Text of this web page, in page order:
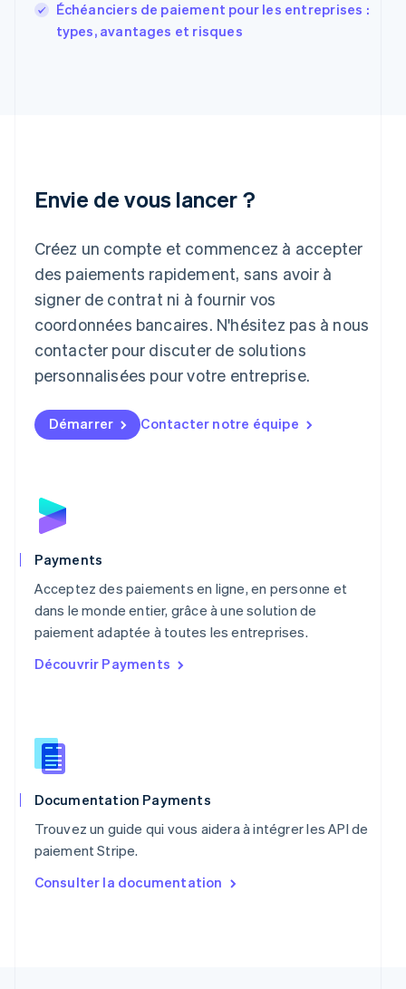
Échéanciers de paiement pour les entreprises :
types, avantages et risques
Envie de vous lancer ?
Créez un compte et commencez à accepter
des paiements rapidement, sans avoir à
signer de contrat ni à fournir vos
coordonnées bancaires. N'hésitez pas à nous
contacter pour discuter de solutions
personnalisées pour votre entreprise.
Démarrer Contacter notre équipe
Payments
Acceptez des paiements en ligne, en personne et
dans le monde entier, grâce à une solution de
paiement adaptée à toutes les entreprises.
Découvrir Payments
Documentation Payments
Trouvez un guide qui vous aidera à intégrer les API de
paiement Stripe.
Consulter la documentation
English
English
Japon
Lettonie
Liechtenstein
Deutsch English
Lituanie
Luxembourg
FrançaisDeutsch English
English简体中文
Malte
Norvège
English
English
NederlandsEnglish
Pologne
English
PortuguêsEnglish
English
Roumanie
Royaume-Uni
Singapour
English简体中文
English